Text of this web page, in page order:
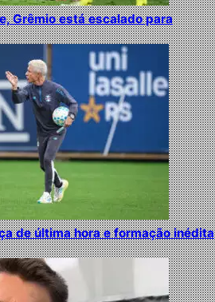
Grêmio está escalado para
de última hora e formação inédita